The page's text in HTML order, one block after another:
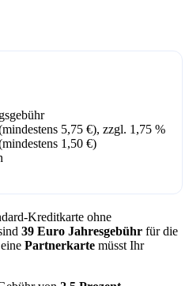
5,75 €), zzgl. 1,75 %
1,50 €)
Kreditkarte ohne
39 Euro Jahresgebühr für die
Partnerkarte müsst Ihr